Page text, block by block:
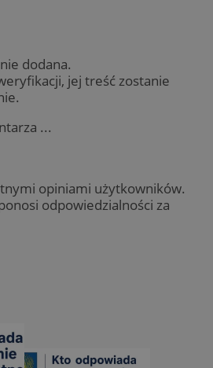
dodana.
jej treść zostanie
...
opiniami użytkowników.
odpowiedzialności za